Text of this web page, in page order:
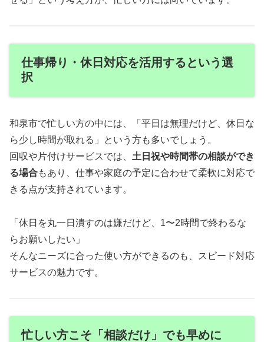
仕事帰り・休日対応を活用するという選
択
和泉市で忙しい方の中には、「平日は無理だけど、休日な
ら少し時間が取れる」という方も多いでしょう。
回収や片付けサービスでは、 土日祝や時間帯の相談ができ
る場合もあり、仕事や家庭の予定に合わせて柔軟に対応で
きる点が支持されています。
「休日を丸一日潰すのは嫌だけど、1〜2時間で終わるな
らお願いしたい」
そんなニーズに合った使い方ができるのも、スピード対応
サービスの魅力です。
忙しい方こそ「相談だけ」でも早めに